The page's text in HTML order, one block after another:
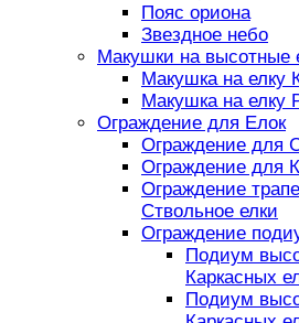
Пояс ориона
Звездное небо
Макушки на высотные
Макушка на елку
Макушка на елку
Ограждение для Елок
Ограждение для
Ограждение для
Ограждение
Ствольное елки
Ограждение
Подиум
Каркасных
Подиум